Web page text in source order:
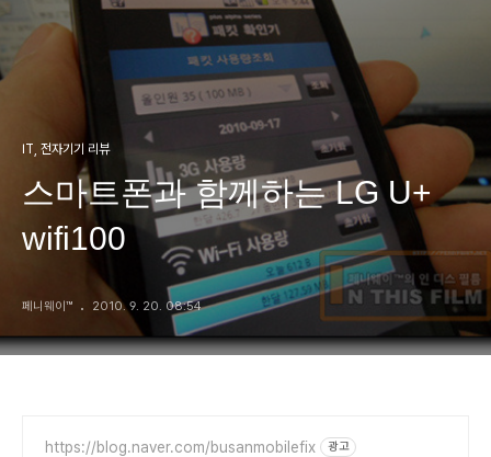
IT, 전자기기 리뷰
스마트폰과 함께하는 LG U+
wifi100
페니웨이™ 2010. 9. 20. 08:54
https://blog.naver.com/busanmobilefix 광고